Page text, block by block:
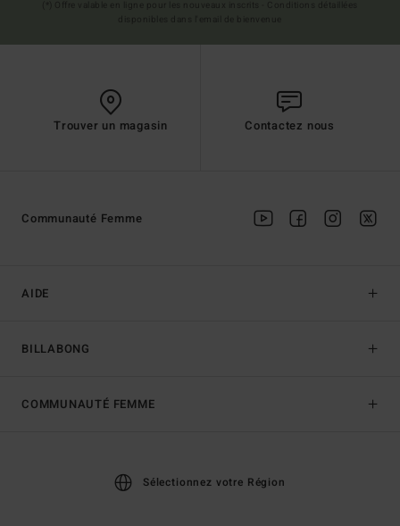
Trouver un magasin Contactez nous
AIDE
BILLABONG
Communauté Femme
COMMUNAUTÉ FEMME
Sélectionnez votre Région